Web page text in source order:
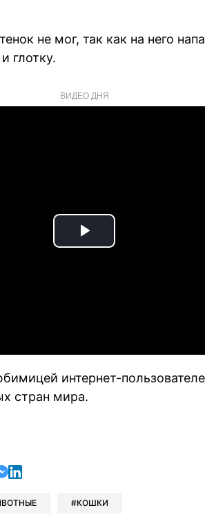
не мог, так как на него
глотку.
ВИДЕО ДНЯ
Play
интернет-
стран мира.
в Facebook
в Xв Viber
в Whatsapp
отправить в Messenger
отправить в LinkedIn
КОШКИ